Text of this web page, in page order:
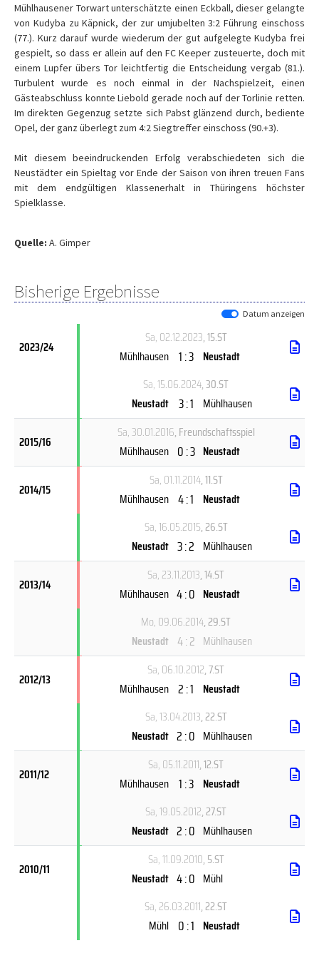
Mühlhausener Torwart unterschätzte einen Eckball, dieser gelangte
von Kudyba zu Käpnick, der zur umjubelten 3:2 Führung einschoss
(77.). Kurz darauf wurde wiederum der gut aufgelegte Kudyba frei
gespielt, so dass er allein auf den FC Keeper zusteuerte, doch mit
einem Lupfer übers Tor leichtfertig die Entscheidung vergab (81.).
Turbulent wurde es noch einmal in der Nachspielzeit, einen
Gästeabschluss konnte Liebold gerade noch auf der Torlinie retten.
Im direkten Gegenzug setzte sich Pabst glänzend durch, bediente
Opel, der ganz überlegt zum 4:2 Siegtreffer einschoss (90.+3).
Mit diesem beeindruckenden Erfolg verabschiedeten sich die
Neustädter ein Spieltag vor Ende der Saison von ihren treuen Fans
mit dem endgültigen Klassenerhalt in Thüringens höchster
Spielklasse.
Quelle: A. Gimper
Bisherige Ergebnisse
Datum anzeigen
2023/24
Sa, 02.12.2023, 15.ST
Mühlhausen 1 : 3 Neustadt
Sa, 15.06.2024, 30.ST
Neustadt 3 : 1 Mühlhausen
2015/16
Sa, 30.01.2016, Freundschaftsspiel
Mühlhausen 0 : 3 Neustadt
2014/15
Sa, 01.11.2014, 11.ST
Mühlhausen 4 : 1 Neustadt
Sa, 16.05.2015, 26.ST
Neustadt 3 : 2 Mühlhausen
2013/14
Sa, 23.11.2013, 14.ST
Mühlhausen 4 : 0 Neustadt
Mo, 09.06.2014, 29.ST
Neustadt 4 : 2 Mühlhausen
2012/13
Sa, 06.10.2012, 7.ST
Mühlhausen 2 : 1 Neustadt
Sa, 13.04.2013, 22.ST
Neustadt 2 : 0 Mühlhausen
2011/12
Sa, 05.11.2011, 12.ST
Mühlhausen 1 : 3 Neustadt
Sa, 19.05.2012, 27.ST
Neustadt 2 : 0 Mühlhausen
2010/11
Sa, 11.09.2010, 5.ST
Neustadt 4 : 0 Mühl
Sa, 26.03.2011, 22.ST
Mühl 0 : 1 Neustadt